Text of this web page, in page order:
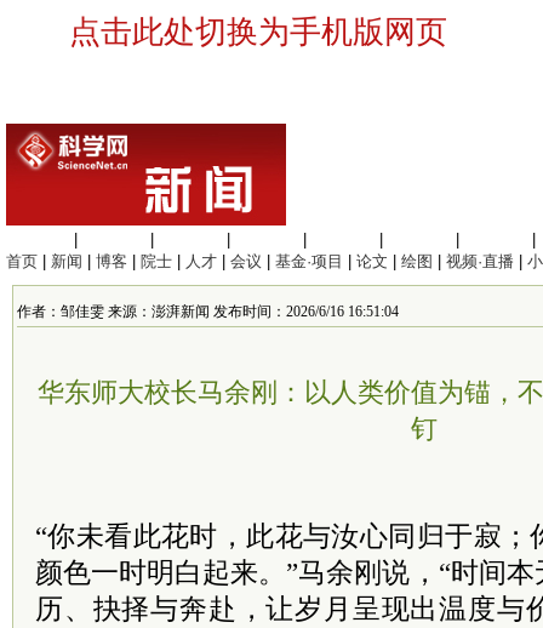
点击此处切换为手机版网页
首页
新闻 博客 院士 人才 会议 基金·项目 论文 绘图 视频·直播
作者：邹佳雯 来源：澎湃新闻 发布时间：2026/6/16 16:51:04
华东师大校长马余刚：以人类价值为锚，
钉
“你未看此花时，此花与汝心同归于寂
颜色一时明白起来。”马余刚说，“时间
历、抉择与奔赴，让岁月呈现出温度与